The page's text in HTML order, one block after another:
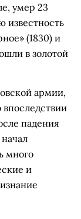
умер 23
известность
(1830) и
в золотой
армии,
впоследствии
падения
много
и